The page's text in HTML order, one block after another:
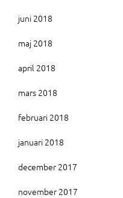
juni 2018
maj 2018
april 2018
mars 2018
februari 2018
januari 2018
december 2017
november 2017